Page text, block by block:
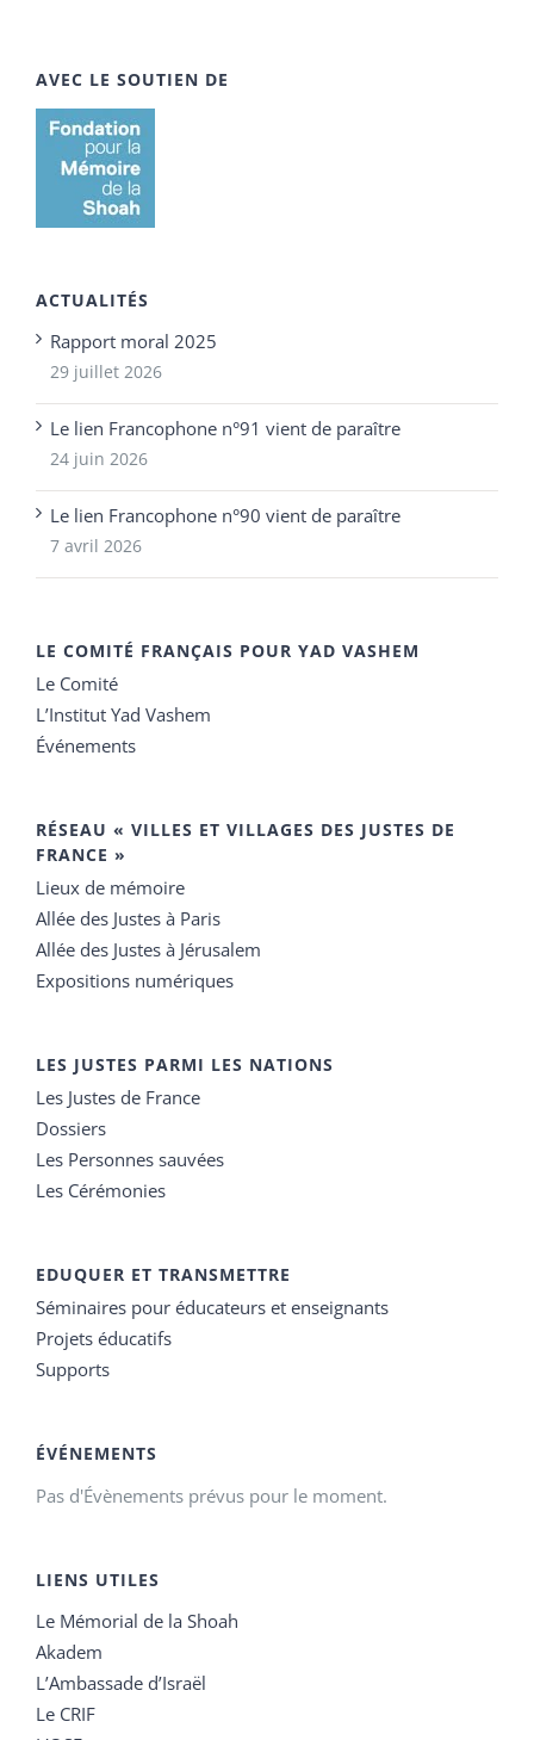
AVEC LE SOUTIEN DE
ACTUALITÉS
Rapport moral 2025
29 juillet 2026
Le lien Francophone n°91 vient de paraître
24 juin 2026
Le lien Francophone n°90 vient de paraître
7 avril 2026
LE COMITÉ FRANÇAIS POUR YAD VASHEM
Le Comité
L’Institut Yad Vashem
Événements
RÉSEAU « VILLES ET VILLAGES DES JUSTES DE
FRANCE »
Lieux de mémoire
Allée des Justes à Paris
Allée des Justes à Jérusalem
Expositions numériques
LES JUSTES PARMI LES NATIONS
Les Justes de France
Dossiers
Les Personnes sauvées
Les Cérémonies
EDUQUER ET TRANSMETTRE
Séminaires pour éducateurs et enseignants
Projets éducatifs
Supports
ÉVÉNEMENTS
Pas d'Évènements prévus pour le moment.
LIENS UTILES
Le Mémorial de la Shoah
Akadem
L’Ambassade d’Israël
Le CRIF